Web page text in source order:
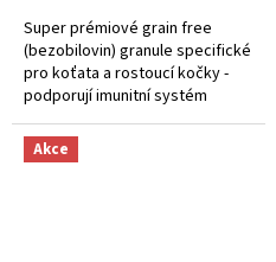
Super prémiové grain free
(bezobilovin) granule specifické
pro koťata a rostoucí kočky -
podporují imunitní systém
Vysoký obsah rybího
masa (živočišný protein...
Akce